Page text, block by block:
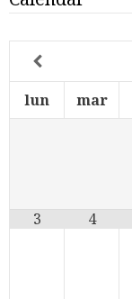
lun mar
3 4